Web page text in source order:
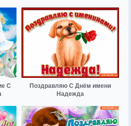
С
Поздравляю С Днём имени
Надежда